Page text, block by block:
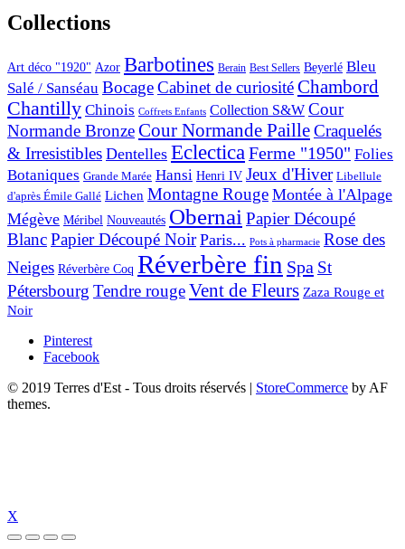
Collections
Art déco "1920" Azor Barbotines Berain Best Sellers Beyerlé Bleu
Salé / Sanséau BocageCabinet de curiositéChambord
Chantilly Chinois Coffrets Enfants Collection S&W Cour
Normande BronzeCour Normande PailleCraquelés
& Irresistibles Dentelles EclecticaFerme "1950" Folies
Botaniques Grande Marée Hansi Henri IV Jeux d'Hiver Libellule
d'après Émile Gallé Lichen Montagne Rouge Montée à l'Alpage
Mégève Méribel Nouveautés Obernai Papier Découpé
BlancPapier Découpé Noir Paris... Pots à pharmacie Rose des
Neiges Réverbère Coq Réverbère fin Spa St
Pétersbourg Tendre rougeVent de Fleurs Zaza Rouge et
Noir
Pinterest
Facebook
© 2019 Terres d'Est - Tous droits réservés | StoreCommerce by AF
themes.
X